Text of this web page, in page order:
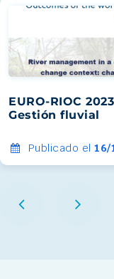
EURO-RIOC
Gestión fluvial
Publicado el16/